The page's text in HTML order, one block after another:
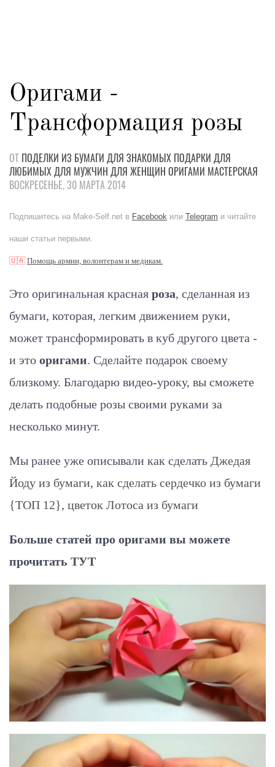
Оригами -
Трансформация розы
ОТ ПОДЕЛКИ ИЗ БУМАГИ ДЛЯ ЗНАКОМЫХ ПОДАРКИ ДЛЯ
ЛЮБИМЫХДЛЯ МУЖЧИН ДЛЯ ЖЕНЩИН ОРИГАМИ МАСТЕРСКАЯ
ВОСКРЕСЕНЬЕ, 30 МАРТА 2014
Подпишитесь на Make-Self.net в Facebook или Telegram и читайте
наши статьи первыми.
🇺🇦Помощь армии, волонтерам и медикам.
Это оригинальная красная роза, сделанная из
бумаги, которая, легким движением руки,
может трансформировать в куб другого цвета -
и это оригами. Сделайте подарок своему
близкому. Благодарю видео-уроку, вы сможете
делать подобные розы своими руками за
несколько минут.
Мы ранее уже описывали как сделать Джедая
Йоду из бумаги, как сделать сердечко из бумаги
{ТОП 12}, цветок Лотоса из бумаги
Больше статей про оригами вы можете
прочитать ТУТ